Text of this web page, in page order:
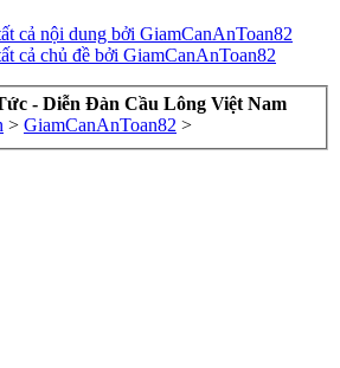
cả nội dung bởi GiamCanAnToan82
cả chủ đề bởi GiamCanAnToan82
- Diễn Đàn Cầu Lông Việt Nam
> GiamCanAnToan82 >